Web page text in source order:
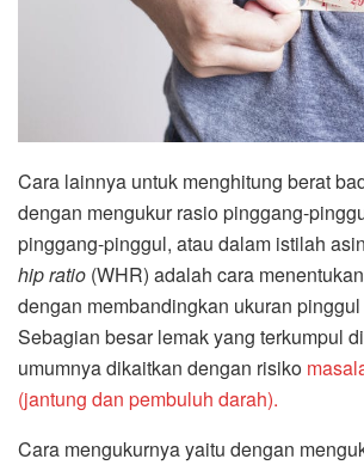
Cara lainnya untuk menghitung berat
dengan mengukur rasio pinggang-
pinggang-pinggul, atau dalam istilah
hip ratio (WHR) adalah cara
dengan membandingkan ukuran
Sebagian besar lemak yang terkumpul
umumnya dikaitkan dengan risiko
(jantung dan pembuluh darah).
Cara mengukurnya yaitu dengan